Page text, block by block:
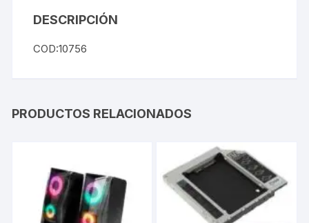
DESCRIPCIÓN
COD:10756
PRODUCTOS RELACIONADOS